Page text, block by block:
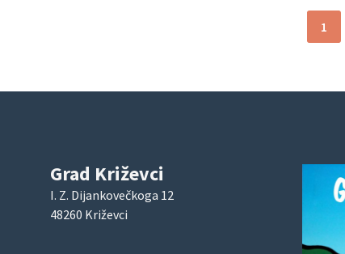
objava
1
Grad Križevci
I. Z. Dijankovečkoga 12
48260 Križevci